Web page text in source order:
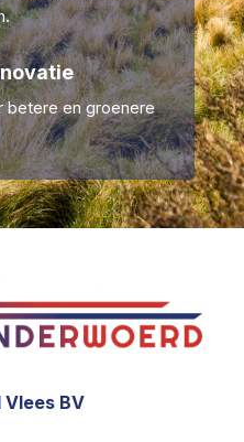
betere en groenere
BV